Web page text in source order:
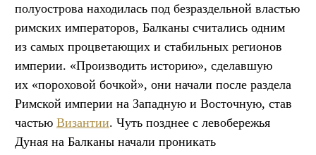
полуострова находилась под безраздельной властью
римских императоров, Балканы считались одним
из самых процветающих и стабильных регионов
империи. «Производить историю», сделавшую
их «пороховой бочкой», они начали после раздела
Римской империи на Западную и Восточную, став
частью Византии. Чуть позднее с левобережья
Дуная на Балканы начали проникать